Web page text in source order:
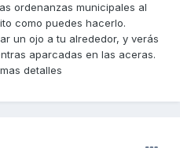
ordenanzas municipales al
como puedes hacerlo.
un ojo a tu alrededor, y verás
aparcadas en las aceras.
detalles